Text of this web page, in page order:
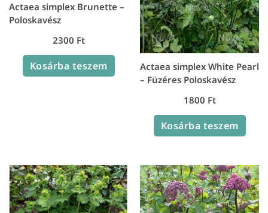
Actaea simplex Brunette –
Poloskavész
2300 Ft
Kosárba teszem
Actaea simplex White Pearl
– Füzéres Poloskavész
1800 Ft
Kosárba teszem